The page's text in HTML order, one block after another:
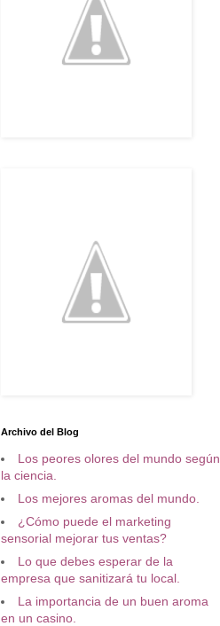
Archivo del Blog
Los peores olores del mundo según
la ciencia.
Los mejores aromas del mundo.
¿Cómo puede el marketing
sensorial mejorar tus ventas?
Lo que debes esperar de la
empresa que sanitizará tu local.
La importancia de un buen aroma
en un casino.